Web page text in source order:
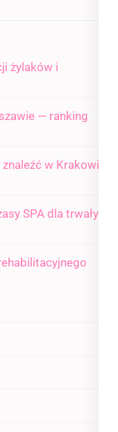
żylaków i
— ranking
w Krakowie
SPA dla trwałych